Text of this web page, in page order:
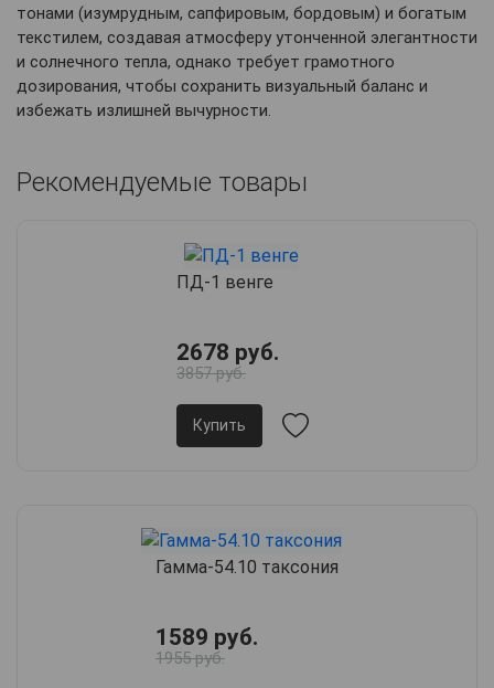
тонами (изумрудным, сапфировым, бордовым) и богатым
текстилем, создавая атмосферу утонченной элегантности
и солнечного тепла, однако требует грамотного
дозирования, чтобы сохранить визуальный баланс и
избежать излишней вычурности.
Рекомендуемые товары
ПД-1 венге
2678 руб.
3857 руб.
Купить
Гамма-54.10 таксония
1589 руб.
1955 руб.